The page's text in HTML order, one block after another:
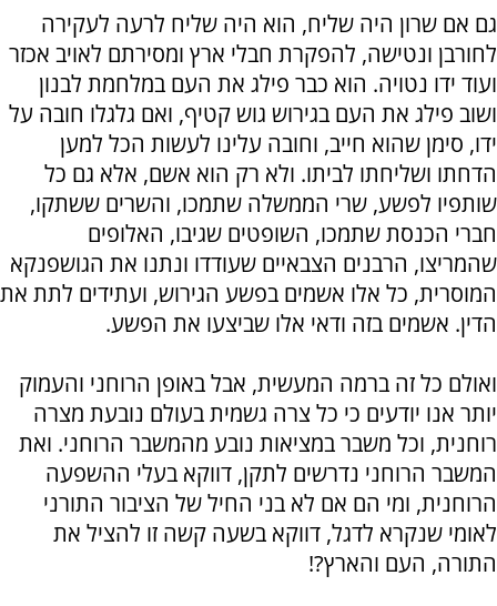
גם אם שרון היה שליח, הוא היה שליח לרעה לעקירה
לחורבן ונטישה, להפקרת חבלי ארץ ומסירתם לאויב אכזר
ועוד ידו נטויה. הוא כבר פילג את העם במלחמת לבנון
ושוב פילג את העם בגירוש גוש קטיף, ואם גלגלו חובה על
ידו, סימן שהוא חייב, וחובה עלינו לעשות הכל למען
הדחתו ושליחתו לביתו. ולא רק הוא אשם, אלא גם כל
שותפיו לפשע, שרי הממשלה שתמכו, והשרים ששתקו,
חברי הכנסת שתמכו, השופטים שגיבו, האלופים
שהמריצו, הרבנים הצבאיים שעודדו ונתנו את הגושפנקא
המוסרית, כל אלו אשמים בפשע הגירוש, ועתידים לתת את
הדין. אשמים בזה ודאי אלו שביצעו את הפשע.
ואולם כל זה ברמה המעשית, אבל באופן הרוחני והעמוק
יותר אנו יודעים כי כל צרה גשמית בעולם נובעת מצרה
רוחנית, וכל משבר במציאות נובע מהמשבר הרוחני. ואת
המשבר הרוחני נדרשים לתקן, דווקא בעלי ההשפעה
הרוחנית, ומי הם אם לא בני החיל של הציבור התורני
לאומי שנקרא לדגל, דווקא בשעה קשה זו להציל את
התורה, העם והארץ?!